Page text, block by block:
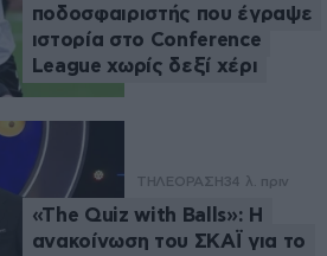
ποδοσφαιριστής που έγραψε
ιστορία στο Conference
League χωρίς δεξί χέρι
ΤΗΛΕΟΡΑΣΗ34 λ. πριν
«The Quiz with Balls»: Η
ανακοίνωση του ΣΚΑΪ για το